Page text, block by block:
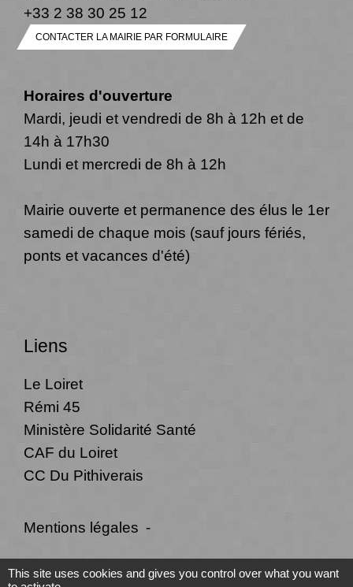
+33 2 38 30 25 12
CONTACTER LA MAIRIE PAR FORMULAIRE
Horaires d'ouverture
Mardi, jeudi et vendredi de 8h à 12h et de
14h à 17h30
Lundi et mercredi de 8h à 12h
Mairie ouverte et permanence des élus le 1er
samedi de chaque mois (sauf jours fériés,
ponts et vacances d'été)
Liens
Le Loiret
Rémi 45
Ministère Solidarité Santé
CAF du Loiret
CC Du Pithiverais
Mentions légales -
Politique de confidentialité - Accessibilité -
This site uses cookies and gives you control over what you want